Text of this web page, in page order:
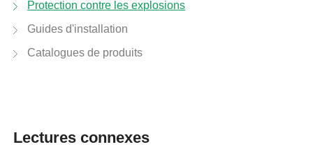
Protection contre les explosions
Guides d'installation
Catalogues de produits
Lectures connexes